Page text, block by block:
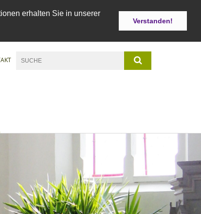
erhalten Sie in unserer
Verstanden!